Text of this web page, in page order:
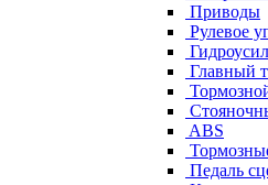
Приводы
Рулевое
Главный
ABS
Педаль